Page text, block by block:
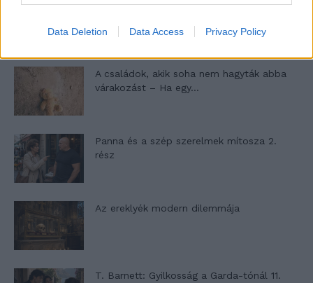
Data Deletion Data Access Privacy Policy
Egy ház, amely a tengerre és a fényre
A családok, akik soha nem hagyták abba
várakozást – Ha egy...
Panna és a szép szerelmek mítosza 2.
rész
Az ereklyék modern dilemmája
T. Barnett: Gyilkosság a Garda-tónál 11.